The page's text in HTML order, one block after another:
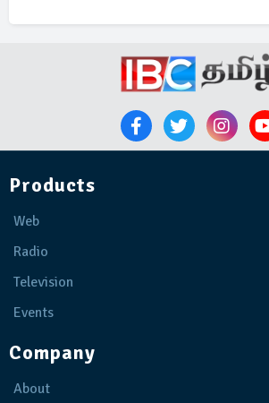
Products
Web
Radio
Television
Events
Company
About